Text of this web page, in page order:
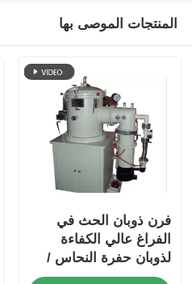
المنتجات الموصى بها
فرن ذوبان الحث في
الفراغ عالي الكفاءة
لذوبان حفرة النحاس /
الألومنيوم